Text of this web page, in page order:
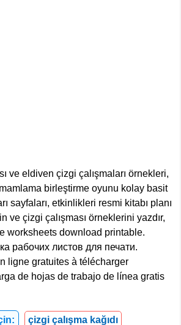
ve eldiven çizgi çalışmaları örnekleri,
birleştirme oyunu kolay basit
sayfaları, etkinlikleri resmi kitabı planı
ve çizgi çalışması örneklerini yazdır,
worksheets download printable.
рабочих листов для печати.
ligne gratuites à télécharger
de hojas de trabajo de línea gratis
çizgi çalışma kağıdı